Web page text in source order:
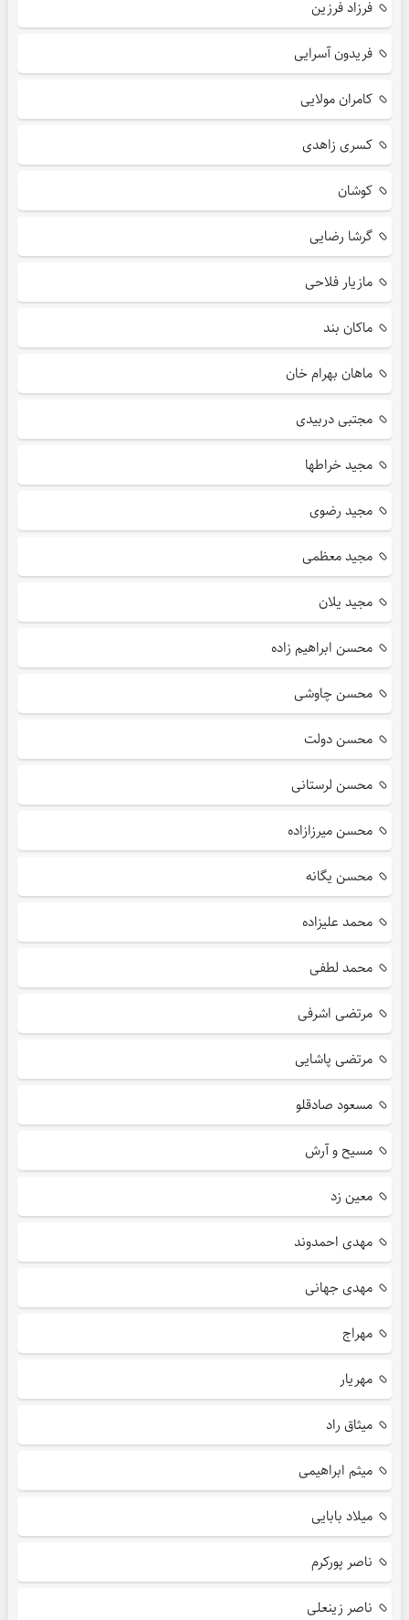
فرزاد فرزین
فریدون آسرایی
کامران مولایی
کسری زاهدی
کوشان
گرشا رضایی
مازیار فلاحی
ماکان بند
ماهان بهرام خان
مجتبی دربیدی
مجید خراطها
مجید رضوی
مجید معظمی
مجید یلان
محسن ابراهیم زاده
محسن چاوشی
محسن دولت
محسن لرستانی
محسن میرزازاده
محسن یگانه
محمد علیزاده
محمد لطفی
مرتضی اشرفی
مرتضی پاشایی
مسعود صادقلو
مسیح و آرش
معین زد
مهدی احمدوند
مهدی جهانی
مهراج
مهریار
میثاق راد
میثم ابراهیمی
میلاد بابایی
ناصر پورکرم
ناصر زینعلی